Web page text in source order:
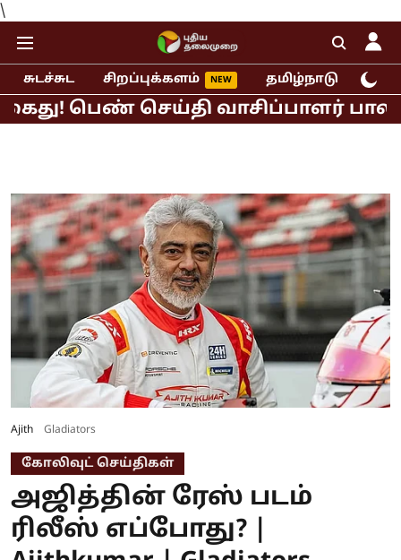
\
சுடச்சுட சிறப்புக்களம் தமிழ்நாடு
செய்தி வாசிப்பாளர் பாலியல்
Ajith Gladiators
கோலிவுட் செய்திகள்
அஜித்தின் ரேஸ் படம்
ரிலீஸ் எப்போது? |